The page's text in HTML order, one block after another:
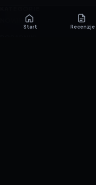
NOWINKI
Start Recenzje